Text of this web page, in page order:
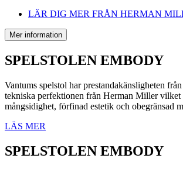
LÄR DIG MER FRÅN HERMAN
Mer information
SPELSTOLEN EMBODY
Vantums spelstol har prestandakänsligheten
tekniska perfektionen från Herman Miller vilket
mångsidighet, förfinad estetik och obegränsad
LÄS MER
SPELSTOLEN EMBODY